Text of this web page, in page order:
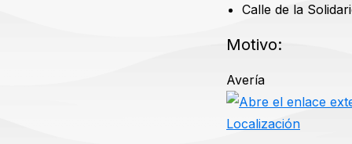
Calle de la
Motivo:
Avería
Localización